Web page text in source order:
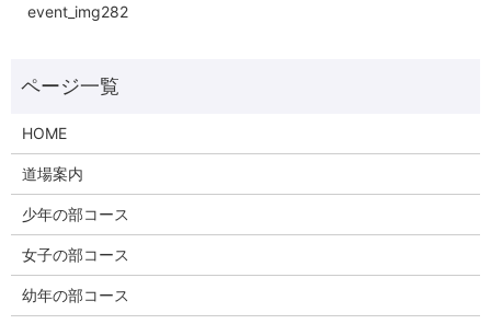
event_img282
HOME
道場案内
少年の部コース
女子の部コース
幼年の部コース